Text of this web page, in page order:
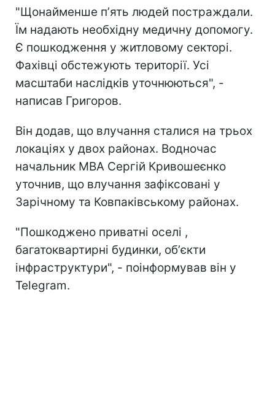
"Щонайменше пʼять людей постраждали.
Їм надають необхідну медичну допомогу.
Є пошкодження у житловому секторі.
Фахівці обстежують території. Усі
масштаби наслідків уточнюються", -
написав Григоров.
Він додав, що влучання сталися на трьох
локаціях у двох районах. Водночас
начальник МВА Сергій Кривошеєнко
уточнив, що влучання зафіксовані у
Зарічному та Ковпаківському районах.
"Пошкоджено приватні оселі ,
багатоквартирні будинки, обʼєкти
інфраструктури", - поінформував він у
Telegram.